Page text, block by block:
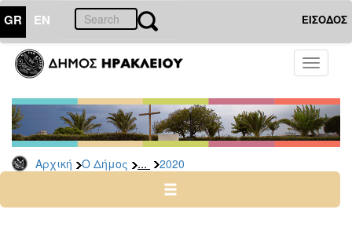
GR EN ΕΙΣΟΔΟΣ
Toggle
Αρχική Ο Δήμος ... 2020
ΔΗΜΟΣ
Δελτία
Τύπου
Αρχείο
2026
2024